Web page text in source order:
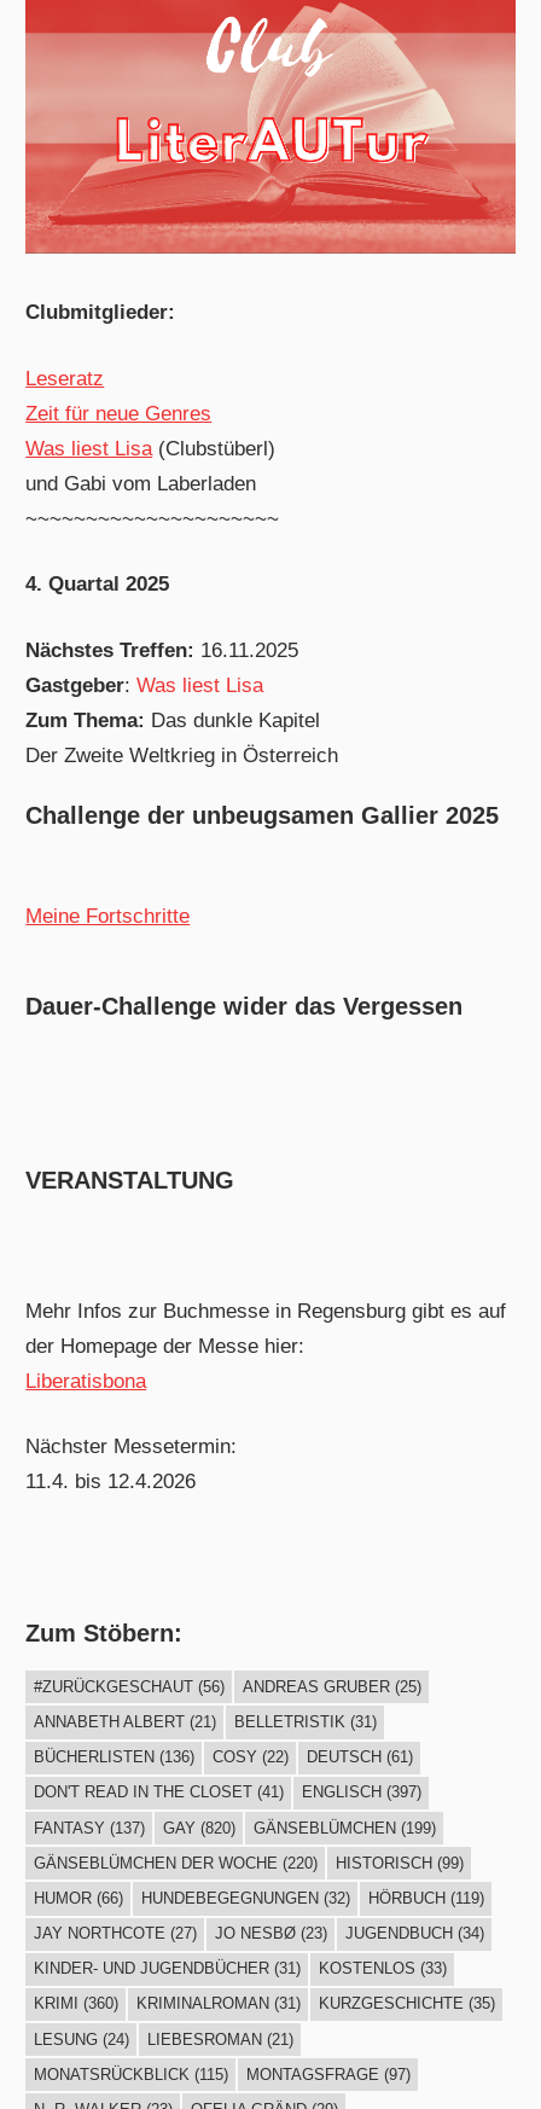
Clubmitglieder:
Leseratz
Zeit für neue Genres
Was liest Lisa(Clubstüberl)
und Gabi vom Laberladen
~~~~~~~~~~~~~~~~~~~~~
4. Quartal 2025
Nächstes Treffen: 16.11.2025
Gastgeber:Was liest Lisa
Zum Thema: Das dunkle Kapitel
Der Zweite Weltkrieg in Österreich
Challenge der unbeugsamen Gallier 2025
Meine Fortschritte
Dauer-Challenge wider das Vergessen
VERANSTALTUNG
Mehr Infos zur Buchmesse in Regensburg gibt es auf
der Homepage der Messe hier:
Liberatisbona
Nächster Messetermin:
11.4. bis 12.4.2026
Zum Stöbern:
#ZURÜCKGESCHAUT(56) ANDREAS GRUBER(25)
ANNABETH ALBERT(21) BELLETRISTIK (31)
BÜCHERLISTEN (136) COSY (22) DEUTSCH (61)
DON'T READ IN THE CLOSET(41) ENGLISCH (397)
FANTASY (137) GAY (820) GÄNSEBLÜMCHEN(199)
GÄNSEBLÜMCHEN DER WOCHE (220) HISTORISCH(99)
HUMOR(66) HUNDEBEGEGNUNGEN (32) HÖRBUCH (119)
JAY NORTHCOTE (27) JO NESBØ(23) JUGENDBUCH (34)
KINDER- UND JUGENDBÜCHER(31) KOSTENLOS (33)
KRIMI
(360) KRIMINALROMAN (31) KURZGESCHICHTE (35)
LESUNG(24) LIEBESROMAN(21)
MONATSRÜCKBLICK (115) MONTAGSFRAGE (97)